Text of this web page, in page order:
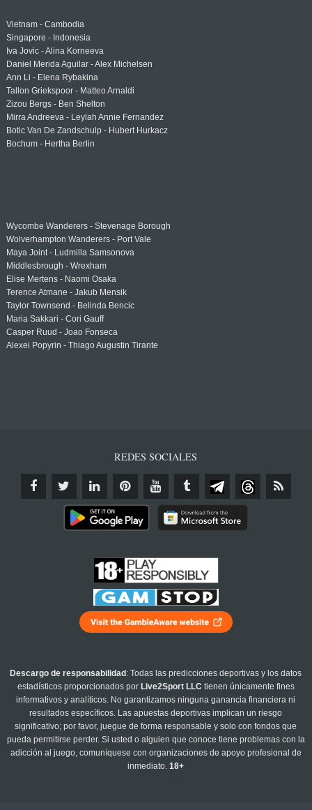
Vietnam - Cambodia
Singapore - Indonesia
Iva Jovic - Alina Korneeva
Daniel Merida Aguilar - Alex Michelsen
Ann Li - Elena Rybakina
Tallon Griekspoor - Matteo Arnaldi
Zizou Bergs - Ben Shelton
Mirra Andreeva - Leylah Annie Fernandez
Botic Van De Zandschulp - Hubert Hurkacz
Bochum - Hertha Berlin
Wycombe Wanderers - Stevenage Borough
Wolverhampton Wanderers - Port Vale
Maya Joint - Ludmilla Samsonova
Middlesbrough - Wrexham
Elise Mertens - Naomi Osaka
Terence Atmane - Jakub Mensik
Taylor Townsend - Belinda Bencic
Maria Sakkari - Cori Gauff
Casper Ruud - Joao Fonseca
Alexei Popyrin - Thiago Augustin Tirante
REDES SOCIALES
Descargo de responsabilidad : Todas las predicciones deportivas y los datos
estadísticos proporcionados por Live2Sport LLC tienen únicamente fines
informativos y analíticos. No garantizamos ninguna ganancia financiera ni
resultados específicos. Las apuestas deportivas implican un riesgo
significativo; por favor, juegue de forma responsable y solo con fondos que
pueda permitirse perder. Si usted o alguien que conoce tiene problemas con la
adicción al juego, comuníquese con organizaciones de apoyo profesional de
inmediato.18+